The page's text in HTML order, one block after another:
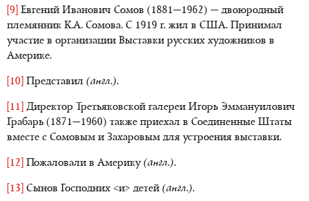
[9] Евгений Иванович Сомов (1881—1962) — двоюродный
племянник К.А. Сомова. С 1919 г. жил в США. Принимал
участие в организации Выставки русских художников в
Америке.
[10] Представил (англ.).
[11] Директор Третьяковской галереи Игорь Эммануилович
Грабарь (1871—1960) также приехал в Соединенные Штаты
вместе с Сомовым и Захаровым для устроения выставки.
[12] Пожаловали в Америку (англ.).
[13] Сынов Господних <и> детей (англ.).